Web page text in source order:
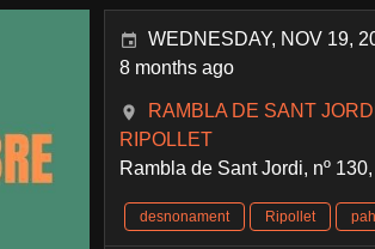
WEDNESDAY, NOV 19,
8 months ago
RAMBLA DE SANT
RIPOLLET
Rambla de Sant Jordi, nº
desnonament Ripollet